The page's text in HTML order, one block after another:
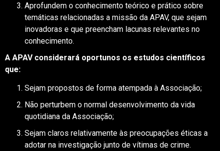
Aprofundem o conhecimento teórico e prático sobre
temáticas relacionadas a missão da APAV, que sejam
inovadoras e que preencham lacunas relevantes no
conhecimento.
A APAV considerará oportunos os estudos científicos
que:
Sejam propostos de forma atempada à Associação;
Não perturbem o normal desenvolvimento da vida
quotidiana da Associação;
Sejam claros relativamente às preocupações éticas a
adotar na investigação junto de vítimas de crime.